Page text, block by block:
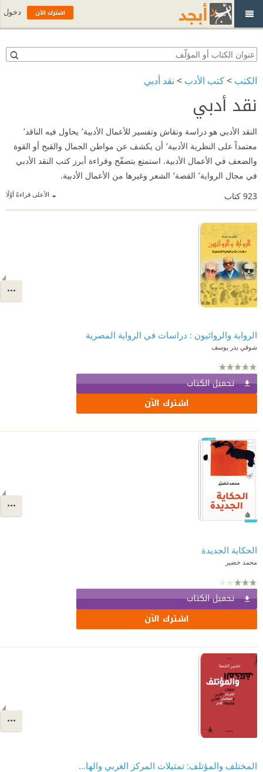
الكتب >كتب الأدب > نقد أدبي
نقد أدبي
النقد الأدبي هو دراسة ونقاش وتفسير للأعمال الأدبية٬ يحاول فيه الناقد٬
معتمداً على النظرية الأدبية٬ أن يكشف عن مواطن الجمال والقبح أو القوة
والضعف في الأعمال الأدبية. استمتع بتصفّح وقراءة أبرز كتب النقد الأدبي
في مجال الرواية٬ القصة٬ الشعر وغيرها من الأعمال الأدبية.
الأعلى قراءةً أوّلًا 923 كتاب
الرواية والروائيون : دراسات في الرواية المصرية
شوقي بدر يوسف
تحميل الكتاب
اشترك الآن
الحكاية الجديدة
محمد خضير
تحميل الكتاب
اشترك الآن
المختلف والمؤتلف: تمثيلات المركز الغربي والهامش العربي وشيطنة الآخر
اشترك الآن دخول